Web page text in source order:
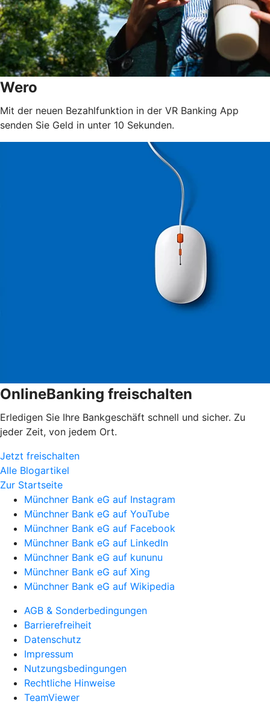
Wero
Mit der neuen Bezahlfunktion in der VR Banking App
senden Sie Geld in unter 10 Sekunden.
OnlineBanking freischalten
Erledigen Sie Ihre Bankgeschäft schnell und sicher. Zu
jeder Zeit, von jedem Ort.
Jetzt freischalten
Alle Blogartikel
Zur Startseite
Münchner Bank eG auf Instagram
Münchner Bank eG auf YouTube
Münchner Bank eG auf Facebook
Münchner Bank eG auf LinkedIn
Münchner Bank eG auf kununu
Münchner Bank eG auf Xing
Münchner Bank eG auf Wikipedia
AGB & Sonderbedingungen
Barrierefreiheit
Datenschutz
Impressum
Nutzungsbedingungen
Rechtliche Hinweise
TeamViewer